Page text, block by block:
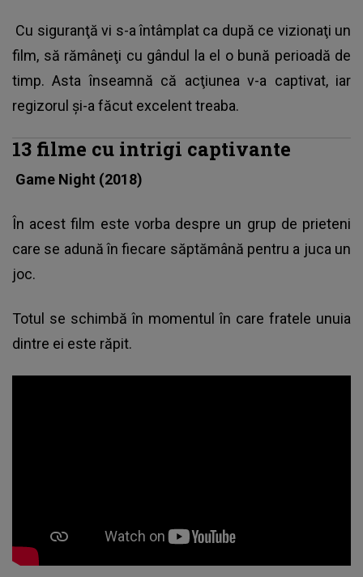
Cu siguranţă vi s-a întâmplat ca după ce vizionaţi un
film, să rămâneţi cu gândul la el o bună perioadă de
timp. Asta înseamnă că acţiunea v-a captivat, iar
regizorul şi-a făcut excelent treaba.
13 filme cu intrigi captivante
Game Night (2018)
În acest film este vorba despre un grup de prieteni
care se adună în fiecare săptămână pentru a juca un
joc.
Totul se schimbă în momentul în care fratele unuia
dintre ei este răpit.